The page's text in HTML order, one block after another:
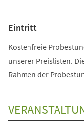
Eintritt
Kostenfreie
unserer Preislisten.
Rahmen der